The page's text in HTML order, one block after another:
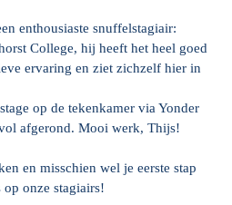
enthousiaste snuffelstagiair:
College, hij heeft het heel goed
ervaring en ziet zichzelf hier in
op de tekenkamer via Yonder
afgerond. Mooi werk, Thijs!
en misschien wel je eerste stap
onze stagiairs!